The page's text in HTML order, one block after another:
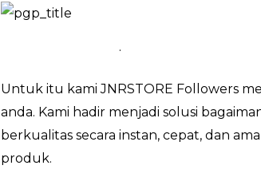
.
Untuk itu kami JNRSTORE Followers
anda. Kami hadir menjadi solusi
berkualitas secara instan, cepat, dan
produk.